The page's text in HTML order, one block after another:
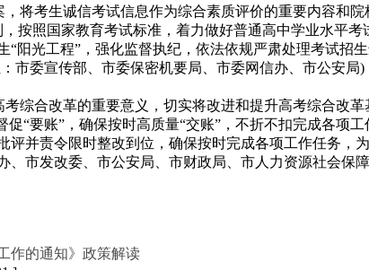
将考生诚信考试信息作为综合素质评价的重要内容和
按照国家教育考试标准，着力做好普通高中学业水平
阳光工程”，强化监督执纪，依法依规严肃处理考试招
市委宣传部、市委保密机要局、市委网信办、市公安局)
综合改革的重要意义，切实将改进和提升高考综合改
“要账”，确保按时高质量“交账”，不折不扣完成各项
并责令限时整改到位，确保按时完成各项工作任务，
市发改委、市公安局、市财政局、市人力资源社会保
作的通知》政策解读